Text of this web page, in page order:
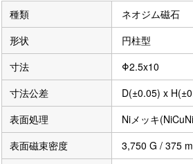
種類
ネオジム磁石
形状
円柱型
寸法
Φ2.5x10
寸法公差
D(±0.05) x
表面処理
Niメッキ
表面磁束密度
3,750 G / 375